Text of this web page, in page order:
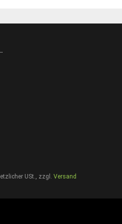
USt., zzgl. Versand